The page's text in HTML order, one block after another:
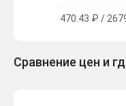
470.43 ₽ /
Сравнение цен и